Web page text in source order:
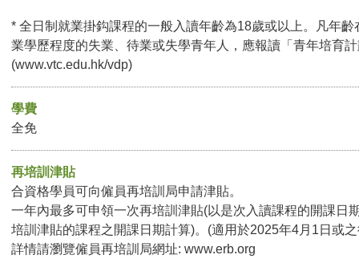
* 全日制就業掛鈎課程的一般入讀年齡為18歲或以上。凡年
業學歷程度的失業、待業或失學青年人，應報讀「青年培育
(www.vtc.edu.hk/vdp)
學費
全免
再培訓津貼
合資格學員可向僱員再培訓局申請津貼。
一年內最多可申領一次再培訓津貼(以是次入讀課程的開課日
培訓津貼的課程之開課日期計算)。(適用於2025年4月1日或
詳情請瀏覽僱員再培訓局網址: www.erb.org